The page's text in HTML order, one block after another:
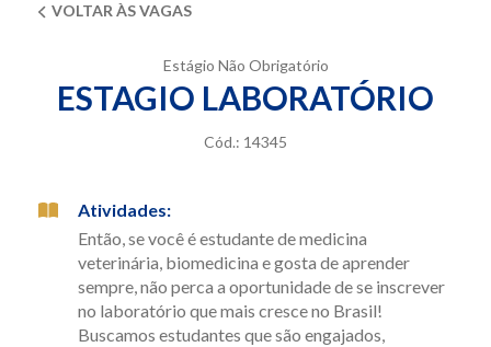
VOLTAR ÀS VAGAS
Estágio Não Obrigatório
ESTAGIO LABORATÓRIO
Cód.: 14345
Atividades:
Então, se você é estudante de medicina
veterinária, biomedicina e gosta de aprender
sempre, não perca a oportunidade de se inscrever
no laboratório que mais cresce no Brasil!
Buscamos estudantes que são engajados,